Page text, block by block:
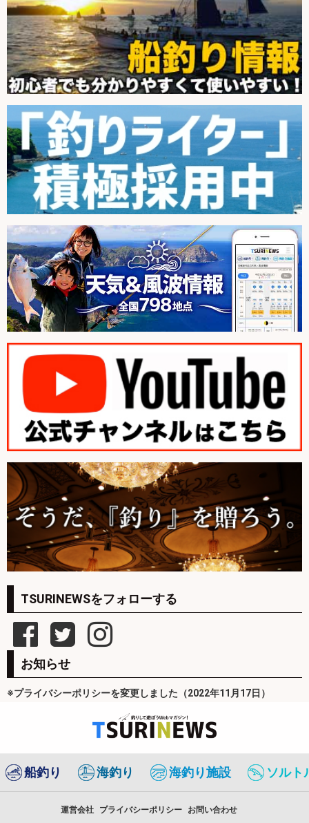
TSURINEWSをフォローする
お知らせ
※プライバシーポリシーを変更しました（2022年11月17日）
船釣り 海釣り 海釣り施設 ソルト
運営会社 プライバシーポリシー お問い合わせ